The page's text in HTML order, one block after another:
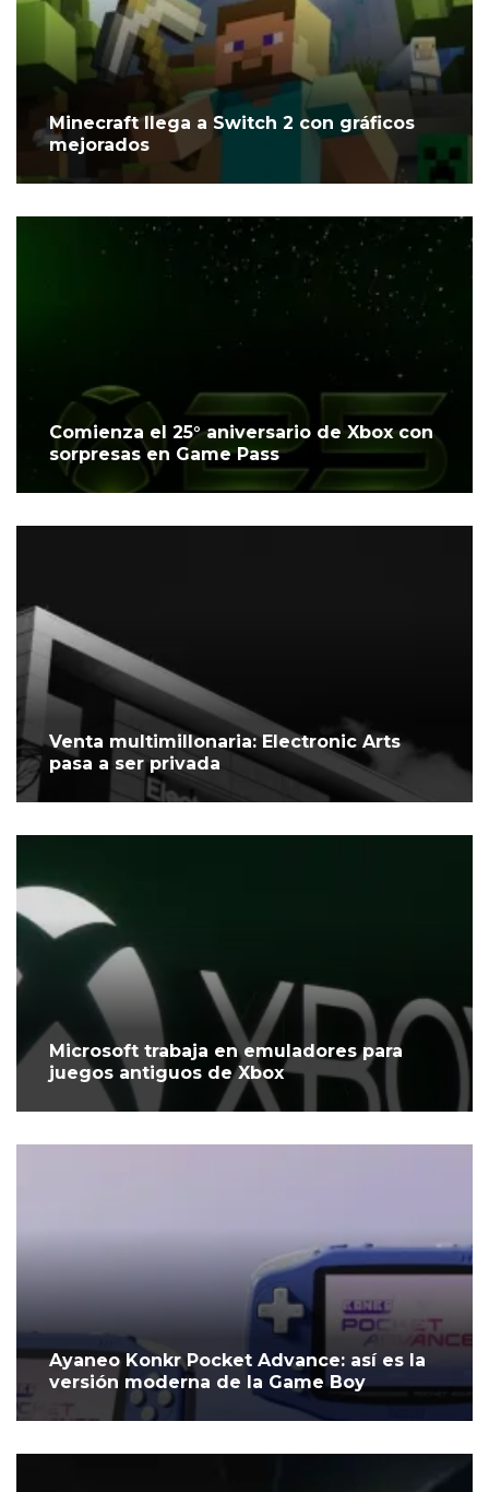
Minecraft llega a Switch 2 con gráficos
mejorados
Comienza el 25° aniversario de Xbox con
sorpresas en Game Pass
Venta multimillonaria: Electronic Arts
pasa a ser privada
Microsoft trabaja en emuladores para
juegos antiguos de Xbox
Ayaneo Konkr Pocket Advance: así es la
versión moderna de la Game Boy